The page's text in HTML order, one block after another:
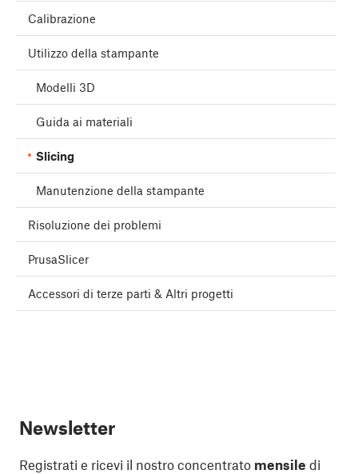
Calibrazione
Utilizzo della stampante
Modelli 3D
Guida ai materiali
Slicing
Manutenzione della stampante
Risoluzione dei problemi
PrusaSlicer
Accessori di terze parti & Altri progetti
Newsletter
Registrati e ricevi il nostro concentrato mensile di